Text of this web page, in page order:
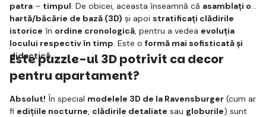
patra – timpul. De obicei, aceasta înseamnă că asamblați o
hartă/băcărie de bază (3D) și apoi stratificați clădirile
istorice în ordine cronologică, pentru a vedea evoluția
locului respectiv în timp. Este o formă mai sofisticată și
didactică.
Este puzzle-ul 3D potrivit ca decor
pentru apartament?
Absolut! În special modelele 3D de la Ravensburger (cum ar
fi edițiile nocturne, clădirile detaliate sau globurile) sunt